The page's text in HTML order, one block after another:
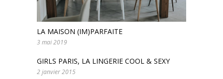
LA MAISON (IM)PARFAITE
3 mai 2019
GIRLS PARIS, LA LINGERIE COOL & SEXY
2 janvier 2015